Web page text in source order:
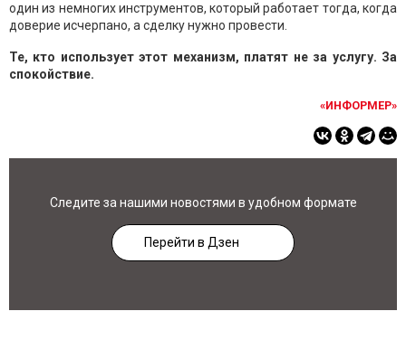
один из немногих инструментов, который работает тогда, когда
доверие исчерпано, а сделку нужно провести.
Те, кто использует этот механизм, платят не за услугу. За
спокойствие.
«ИНФОРМЕР»
Следите за нашими новостями в удобном формате
Перейти в Дзен